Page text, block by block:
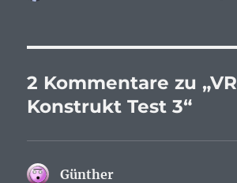
2 Kommentare zu „VR
Konstrukt Test 3“
Günther